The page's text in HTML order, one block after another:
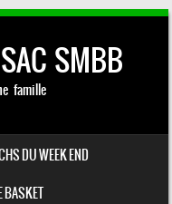
SMBB
famille
DU WEEK END
BASKET